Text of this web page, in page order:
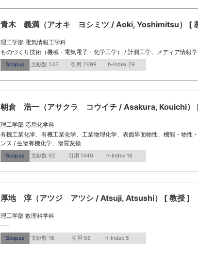
青木 義満（アオキ ヨシミツ / Aoki, Yoshimitsu） [
理工学部 電気情報工学科
ものづくり技術（機械・電気電子・化学工学） / 計測工学、メディア情報
Scopus 文献数 243 引用 2699 h-Index 29
朝倉 浩一（アサクラ コウイチ / Asakura, Kouichi）
理工学部 応用化学科
有機工業化学、有機工業化学、工業物理化学、表面界面物性、機能・物
ンス / 生物有機化学、物質変換
Scopus 文献数 92 引用 1440 h-Index 18
厚地 淳（アツジ アツシ / Atsuji, Atsushi） [ 教授 ]
理工学部 数理科学科
---
Scopus 文献数 16 引用 56 h-Index 5